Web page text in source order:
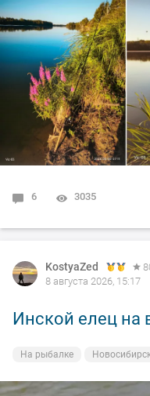
6 3035
KostyaZed
8 августа 2026, 15:17
Инской елец на
На рыбалке